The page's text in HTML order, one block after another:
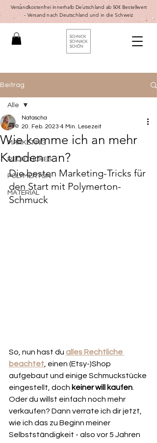
Versandkostenfrei innerhalb Deutschland ab 50€ Bestellwert
- Versand nach Deutschland und in die Schweiz
Beitrag
Alle
MARKETING
RECHTLICHES
POLYMERTON
MATERIAL
Alle
Wie komme ich an mehr
Kunden ran?
Natascha
20. Feb. 2023 4 Min. Lesezeit
Die besten Marketing-Tricks für
den Start mit Polymerton-
Schmuck
So, nun hast du alles Rechtliche
beachtet , einen (Etsy-)Shop
aufgebaut und einige Schmuckstücke
eingestellt, doch keiner will kaufen
Oder du willst einfach noch mehr
verkaufen? Dann verrate ich dir jetzt,
wie ich das zu Beginn meiner
Selbstständigkeit - also vor 5 Jahren